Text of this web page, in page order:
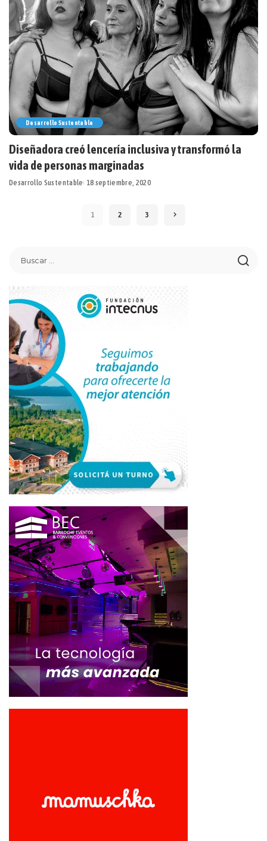
Desarrollo Sustentable
Diseñadora creó lencería inclusiva y transformó la
vida de personas marginadas
Desarrollo Sustentable 18 septiembre, 2020
1 2 3